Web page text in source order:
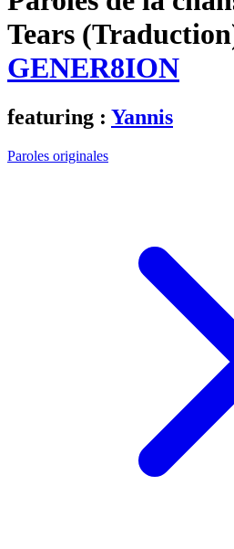
Tears
GENER8ION
featuring : Yannis
Paroles originales